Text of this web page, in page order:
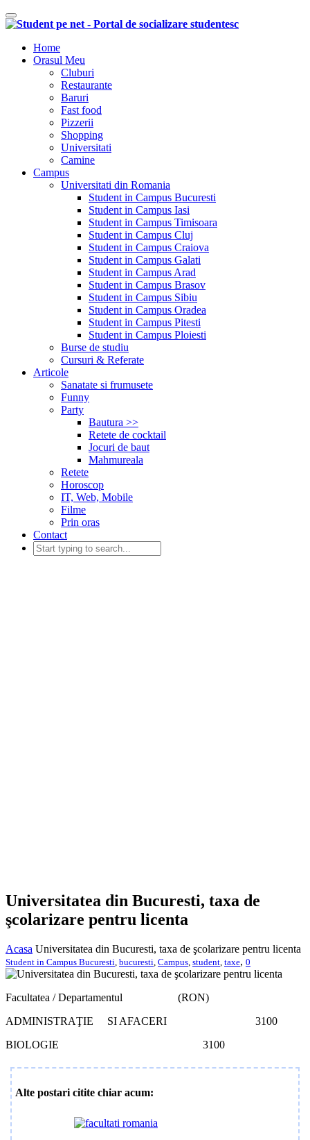
Comutare navigare
Home
Orasul Meu
Cluburi
Restaurante
Baruri
Fast food
Pizzerii
Shopping
Universitati
Camine
Campus
Universitati din Romania
Student in Campus Bucuresti
Student in Campus Iasi
Student in Campus Timisoara
Student in Campus Cluj
Student in Campus Craiova
Student in Campus Galati
Student in Campus Arad
Student in Campus Brasov
Student in Campus Sibiu
Student in Campus Oradea
Student in Campus Pitesti
Student in Campus Ploiesti
Burse de studiu
Cursuri & Referate
Articole
Sanatate si frumusete
Funny
Party
Bautura >>
Retete de cocktail
Jocuri de baut
Mahmureala
Retete
Horoscop
IT, Web, Mobile
Filme
Prin oras
Contact
Universitatea din Bucuresti, taxa de
şcolarizare pentru licenta
Acasa Universitatea din Bucuresti, taxa de şcolarizare pentru licenta
Student in Campus Bucuresti bucuresti Campus student taxe, 0
Facultatea / Departamentul (RON)
ADMINISTRAŢIE SI AFACERI 3100
BIOLOGIE 3100
Alte postari citite chiar acum: